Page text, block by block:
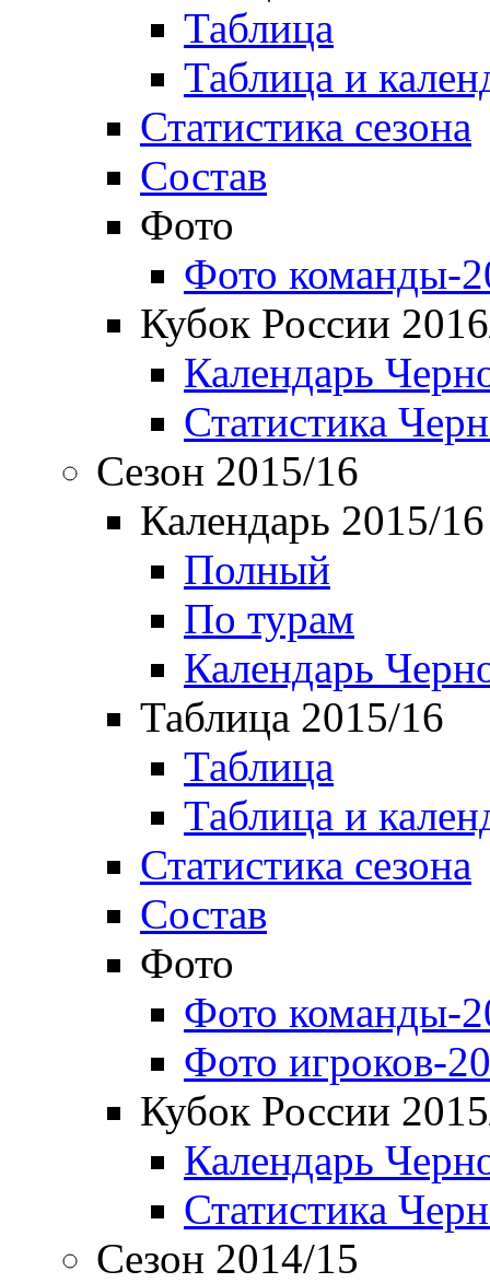
Таблица
Таблица и
Статистика сезона
Состав
Фото
Фото команды-
Кубок России
Календарь
Статистика
Сезон 2015/16
Календарь 2015/16
Полный
По турам
Календарь
Таблица 2015/16
Таблица
Таблица и
Статистика сезона
Состав
Фото
Фото команды-
Фото игроков-
Кубок России
Календарь
Статистика
Сезон 2014/15